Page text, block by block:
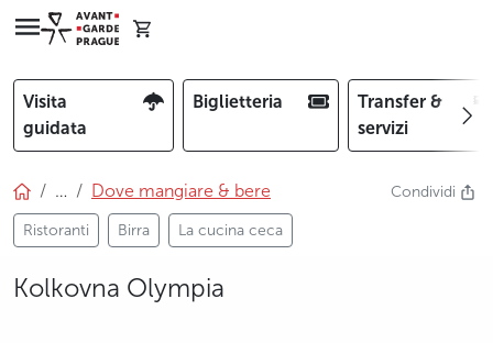
Visita
guidata
Biglietteria
Transfer &
servizi
… Dove mangiare & bere
Ristoranti Birra La cucina ceca
Condividi
Kolkovna Olympia